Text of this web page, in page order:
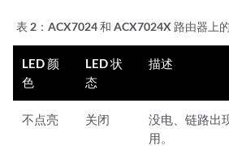
表 2： ACX7024和 ACX7024X 路由器上
LED 颜
色
LED 状
态
描述
不点亮 关闭
没电、链路出
用。